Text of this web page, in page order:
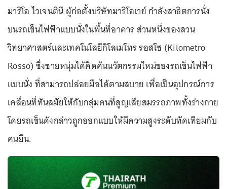
มาริโอ ไวเจนตินี ผู้ก่อตั้งบริษัทมาริโอเวย์ กำลังสาธิตการนั่ง
บนรถเข็นไฟฟ้าแบบนั่งในพื้นที่อาคาร ส่วนหนึ่งของสวน
วิทยาศาสตร์และเทคโนโลยีกิโลเมโทร รอสโซ (Kilometro
Rosso) ซึ่งชายหนุ่มได้คิดค้นนวัตกรรมใหม่ของรถเข็นไฟฟ้า
แบบนั่ง ที่สามารถปล่อยมือได้ตามสบาย เพื่อเป็นอุปกรณ์การ
เคลื่อนที่ทันสมัยให้กับกลุ่มคนที่สูญเสียสมรรถภาพทั้งร่างกาย
โดยรถเข็นดังกล่าวถูกออกแบบให้มีความสูงระดับทัดเทียมกับ
คนยืน.